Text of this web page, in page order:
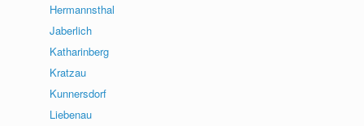
Hermannsthal
Jaberlich
Katharinberg
Kratzau
Kunnersdorf
Liebenau